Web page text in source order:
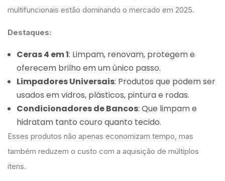
multifuncionais estão dominando o mercado em 2025.
Destaques:
Ceras 4 em 1: Limpam, renovam, protegem e
oferecem brilho em um único passo.
Limpadores Universais: Produtos que podem ser
usados em vidros, plásticos, pintura e rodas.
Condicionadores de Bancos: Que limpam e
hidratam tanto couro quanto tecido.
Esses produtos não apenas economizam tempo, mas
também reduzem o custo com a aquisição de múltiplos
itens.